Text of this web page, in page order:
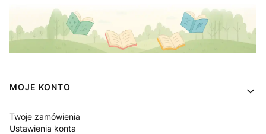
Linki w stopce
MOJE KONTO
Twoje zamówienia
Ustawienia konta